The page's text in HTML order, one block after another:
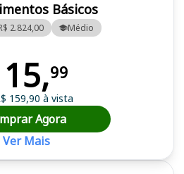
Básicos
2.824,00 Médio
15,99
159,90 à vista
Agora
Ver Mais